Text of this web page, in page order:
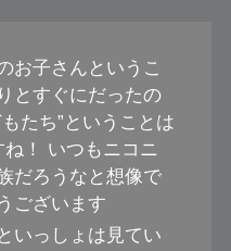
お子さんというこ
とすぐにだったの
たち”ということは
！ いつもニコニ
だろうなと想像で
ございます︎
いっしょは見てい